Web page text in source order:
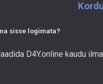
sisse logimata?
D4Y.online kaudu